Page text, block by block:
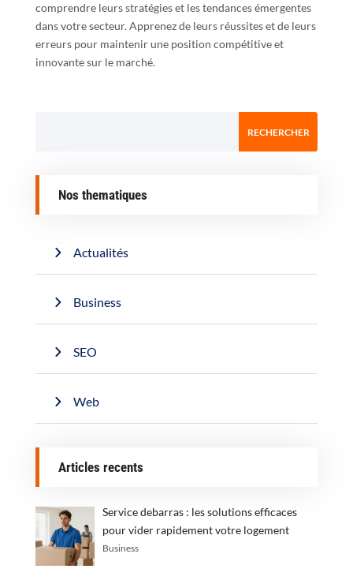
comprendre leurs stratégies et les tendances émergentes
dans votre secteur. Apprenez de leurs réussites et de leurs
erreurs pour maintenir une position compétitive et
innovante sur le marché.
Nos thematiques
Actualités
Business
SEO
Web
Articles recents
Service debarras : les solutions efficaces
pour vider rapidement votre logement
Business